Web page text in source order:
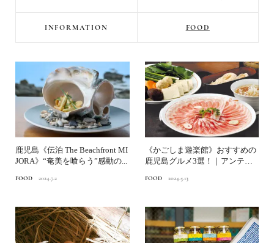
INFORMATION FOOD
鹿児島《伝泊 The Beachfront MI
JORA》“奄美を喰らう”感動の...
FOOD 2024.7.2
《かごしま遊楽館》おすすめの
鹿児島グルメ3選！｜アンテナ
FOOD 2024.5.13